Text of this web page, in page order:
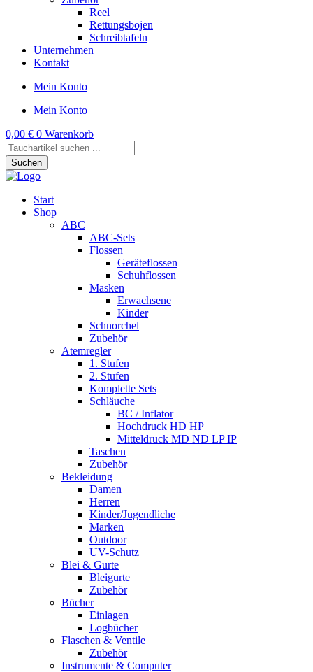
Reel
Rettungsbojen
Schreibtafeln
Unternehmen
Kontakt
Mein Konto
Mein Konto
0,00 € 0 Warenkorb
Products
search
Suchen
Start
Shop
ABC
ABC-Sets
Flossen
Geräteflossen
Schuhflossen
Masken
Erwachsene
Kinder
Schnorchel
Zubehör
Atemregler
1. Stufen
2. Stufen
Komplette Sets
Schläuche
BC / Inflator
Hochdruck HD HP
Mitteldruck MD ND LP IP
Taschen
Zubehör
Bekleidung
Damen
Herren
Kinder/Jugendliche
Marken
Outdoor
UV-Schutz
Blei & Gurte
Bleigurte
Zubehör
Bücher
Einlagen
Logbücher
Flaschen & Ventile
Zubehör
Instrumente & Computer